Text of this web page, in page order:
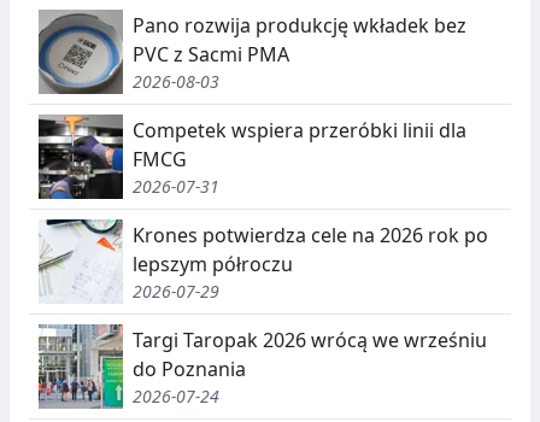
Pano rozwija produkcję wkładek bez
PVC z Sacmi PMA
2026-08-03
Competek wspiera przeróbki linii dla
FMCG
2026-07-31
Krones potwierdza cele na 2026 rok po
lepszym półroczu
2026-07-29
Targi Taropak 2026 wrócą we wrześniu
do Poznania
2026-07-24